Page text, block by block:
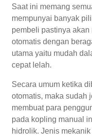
Saat ini memang
mempunyai banyak
pembeli pastinya
otomatis dengan
utama yaitu mudah
cepat lelah.
Secara umum ketika
otomatis, maka sudah
membuat para
pada kopling manual
hidrolik. Jenis